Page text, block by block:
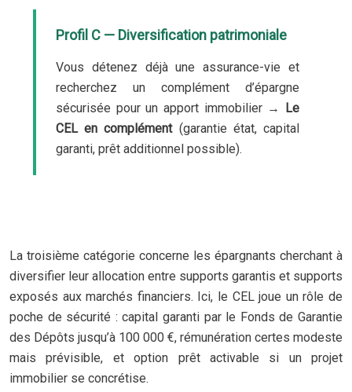
Profil C — Diversification patrimoniale
Vous détenez déjà une assurance-vie et
recherchez un complément d’épargne
sécurisée pour un apport immobilier →
Le
CEL en complément(garantie état, capital
garanti, prêt additionnel possible).
La troisième catégorie concerne les épargnants cherchant à
diversifier leur allocation entre supports garantis et supports
exposés aux marchés financiers. Ici, le CEL joue un rôle de
poche de sécurité : capital garanti par le Fonds de Garantie
des Dépôts jusqu’à 100 000 €, rémunération certes modeste
mais prévisible, et option prêt activable si un projet
immobilier se concrétise.